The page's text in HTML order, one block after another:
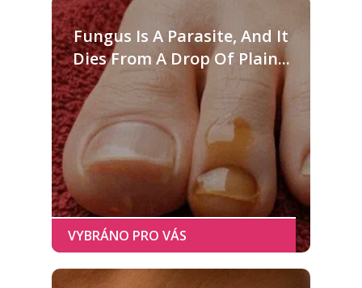
Fungus Is A Parasite, And It
Dies From A Drop Of Plain...